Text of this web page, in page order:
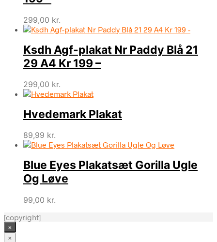
299,00 kr.
Ksdh Agf-plakat Nr Paddy Blå 21
29 A4 Kr 199 –
299,00 kr.
Hvedemark Plakat
89,99 kr.
Blue Eyes Plakatsæt Gorilla Ugle
Og Løve
99,00 kr.
[copyright]
×
×